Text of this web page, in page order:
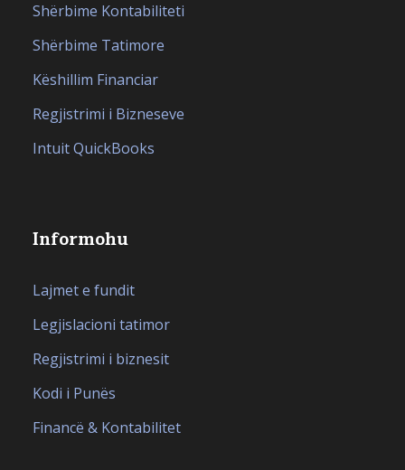
Shërbime Kontabiliteti
Shërbime Tatimore
Këshillim Financiar
Regjistrimi i Bizneseve
Intuit QuickBooks
Informohu
Lajmet e fundit
Legjislacioni tatimor
Regjistrimi i biznesit
Kodi i Punës
Financë & Kontabilitet